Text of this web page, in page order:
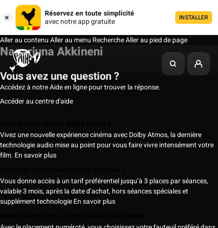
Réservez en toute simplicité
avec notre app gratuite
INSTALLER
Aller au contenuAller au menu RechercheAller au pied de page
Nagarjuna Akkineni
Vous avez une question ?
Accédez à notre Aide en ligne pour trouver la réponse.
Accéder au centre d'aide
Vivez une nouvelle expérience cinéma avec Dolby Atmos, la dernière
technologie audio mise au point pour vous faire vivre intensément votre
film. En savoir plus
Vous donne accès à un tarif préférentiel jusqu’à 3 places par séances,
valable 3 mois, après la date d’achat, hors séances spéciales et
supplément technologieEn savoir plus